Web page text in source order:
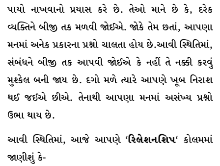
પાયો નાખવાનો પ્રયાસ કરે છે. તેઓ માને છે કે, દરેક
વ્યક્તિને બીજી તક મળવી જોઈએ. જોકે તેમ છતાં, આપણા
મનમાં અનેક પ્રકારના પ્રશ્નો ચાલતા હોય છે.આવી સ્થિતિમાં,
સંબંધને બીજી તક આપવી જોઈએ કે નહીં તે નક્કી કરવું
મુશ્કેલ બની જાય છે. દગો મળે ત્યારે આપણે ખૂબ નિરાશ
થઈ જઈએ છીએ. તેનાથી આપણા મનમાં અસંખ્ય પ્રશ્નો
ઉભા થાય છે.
આવી સ્થિતિમાં, આજે આપણે ‘રિલેશનશિપ‘ કોલમમાં
જાણીશું કે-